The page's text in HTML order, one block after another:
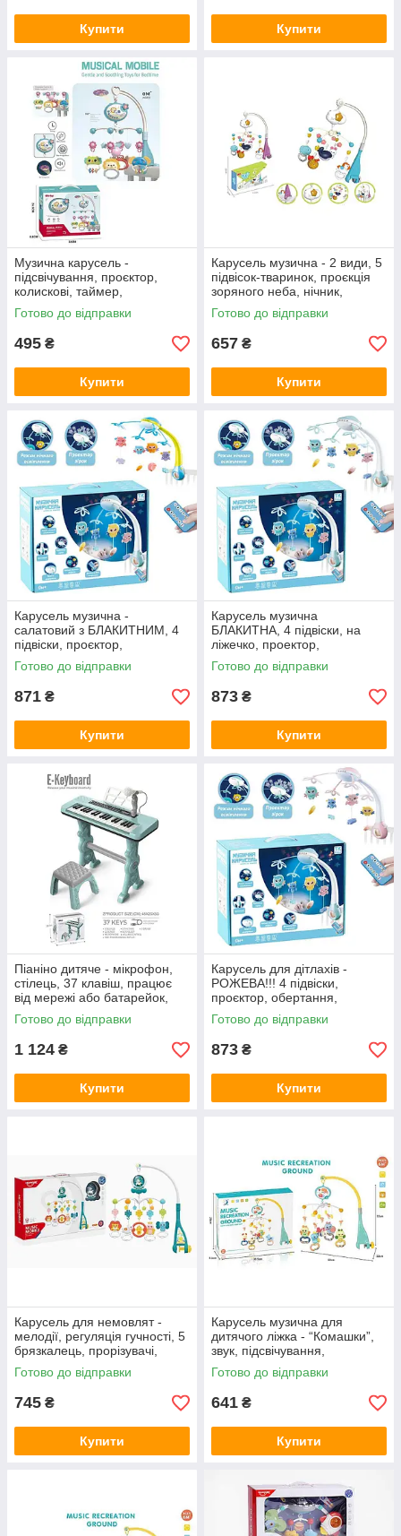
Купити Купити
Музична карусель -
підсвічування, проєктор,
колискові, таймер,
озвучування англійською
мовою, брязкальця 648 A-66
Готово до відправки
495 ₴
Купити
Карусель музична - 2 види, 5
підвісок-тваринок, проєкція
зоряного неба, нічник,
обертання на 360 градусів,
колискові 6637
Готово до відправки
657 ₴
Купити
Карусель музична -
салатовий з БЛАКИТНИМ, 4
підвіски, проєктор,
обертання, мелодії, звуки,
колискові 73814
Готово до відправки
871 ₴
Купити
Карусель музична
БЛАКИТНА, 4 підвіски, на
ліжечко, проектор,
обертання, мелодії, звуки,
колискові 44753
Готово до відправки
873 ₴
Купити
Піаніно дитяче - мікрофон,
стілець, 37 клавіш, працює
від мережі або батарейок,
звук, мелодії 328-69
Готово до відправки
1 124 ₴
Купити
Карусель для дітлахів -
РОЖЕВА!!! 4 підвіски,
проєктор, обертання,
мелодії, звуки, колискові
56810
Готово до відправки
873 ₴
Купити
Карусель для немовлят -
мелодії, регуляція гучності, 5
брязкалець, прорізувачі,
підсвічування HE 0311
Готово до відправки
745 ₴
Купити
Карусель музична для
дитячого ліжка - “Комашки”,
звук, підсвічування,
регулювання звуку, 5
брязкалець HL 2020-48
Готово до відправки
641 ₴
Купити